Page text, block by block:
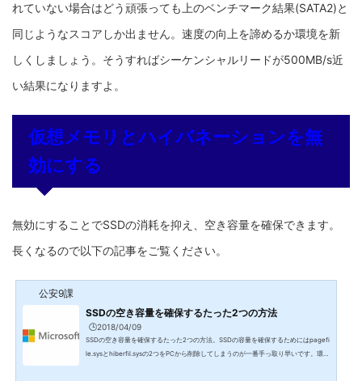
れていない場合はどう頑張っても上のベンチマーク結果(SATA2)と
同じようなスコアしか出ません。速度の向上を諦めるか環境を新
しくしましょう。そうすればシーケンシャルリードが500MB/s近
い結果になりますよ。
仮想メモリとハイバネーションを無
効にする
無効にすることでSSDの消耗を抑え、空き容量を確保できます。
長くなるので以下の記事をご覧ください。
公安9課
SSDの空き容量を確保するたった2つの方法
🕒️2018/04/09
SSDの空き容量を確保するたった2つの方法。SSDの容量を確保するためにはpagefi
le.sysとhiberfil.sysの2つをPCから削除してしまうのが一番手っ取り早いです。環境